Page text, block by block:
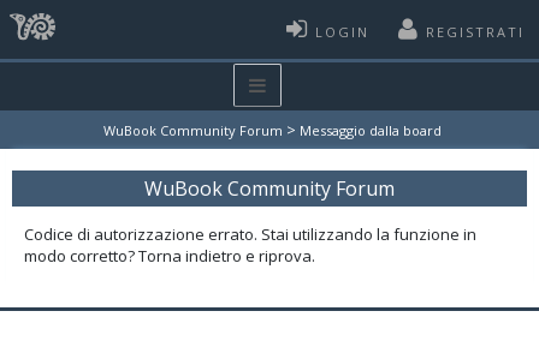
LOGIN REGISTRATI
WuBook Community Forum > Messaggio dalla board
WuBook Community Forum
Codice di autorizzazione errato. Stai utilizzando la funzione in
modo corretto? Torna indietro e riprova.